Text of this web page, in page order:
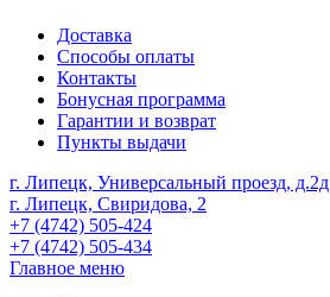
Доставка
Способы оплаты
Контакты
Бонусная программа
Гарантии и возврат
Пункты выдачи
г. Липецк, Универсальный проезд, д.2д
г. Липецк, Свиридова, 2
+7 (4742) 505-424
+7 (4742) 505-434
Главное меню